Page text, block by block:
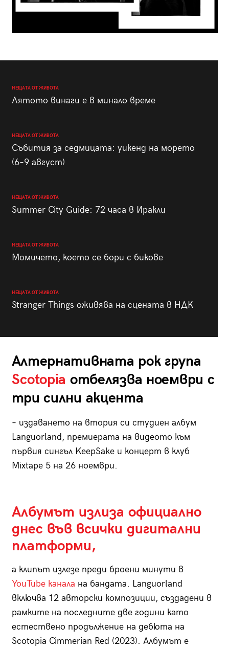
НЕЩАТА ОТ ЖИВОТА
Лятото винаги е в минало време
НЕЩАТА ОТ ЖИВОТА
Събития за седмицата: уикенд на морето
(6–9 август)
НЕЩАТА ОТ ЖИВОТА
Summer City Guide: 72 часа в Иракли
НЕЩАТА ОТ ЖИВОТА
Момичето, което се бори с бикове
НЕЩАТА ОТ ЖИВОТА
Stranger Things оживява на сцената в НДК
Алтернативната рок група
Scotopia отбелязва ноември с
три силни акцента
– издаването на втория си студиен албум
Languorland, премиерата на видеото към
първия сингъл KeepSake и концерт в клуб
Mixtape 5 на 26 ноември.
Албумът излиза официално
днес във всички дигитални
платформи,
а клипът излезе преди броени минути в
YouTube канала на бандата. Languorland
включва 12 авторски композиции, създадени в
рамките на последните две години като
естествено продължение на дебюта на
Scotopia Cimmerian Red (2023). Албумът е